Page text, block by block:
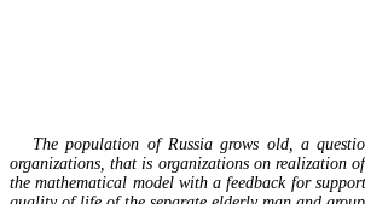
The population of Russia grows old, a
organizations, that is organizations on realization
the mathematical model with a feedback for